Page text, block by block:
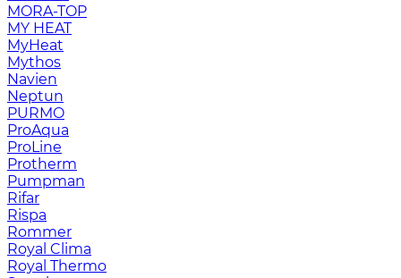
MORA-TOP
MY HEAT
MyHeat
Mythos
Navien
Neptun
PURMO
ProAqua
ProLine
Protherm
Pumpman
Rifar
Rispa
Rommer
Royal Clima
Royal Thermo